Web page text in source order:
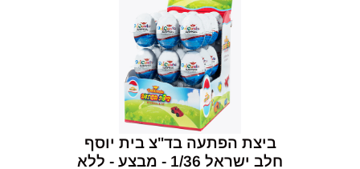
ביצת הפתעה בד"צ בית יוסף
חלב ישראל 1/36 - מבצע - ללא